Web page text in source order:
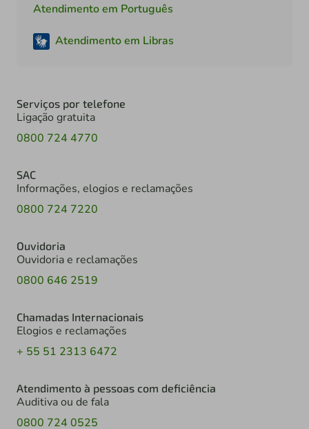
Atendimento em Português
Atendimento em Libras
Serviços por telefone
Ligação gratuita
0800 724 4770
SAC
Informações, elogios e reclamações
0800 724 7220
Ouvidoria
Ouvidoria e reclamações
0800 646 2519
Chamadas Internacionais
Elogios e reclamações
+ 55 51 2313 6472
Atendimento à pessoas com deficiência
Auditiva ou de fala
0800 724 0525